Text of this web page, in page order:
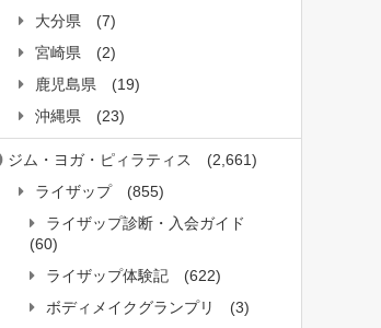
大分県
(7)
宮崎県
(2)
鹿児島県
(19)
沖縄県
(23)
ジム・ヨガ・ピィラティス
(2,661)
ライザップ
(855)
ライザップ診断・入会ガイド
(60)
ライザップ体験記
(622)
ボディメイクグランプリ
(3)